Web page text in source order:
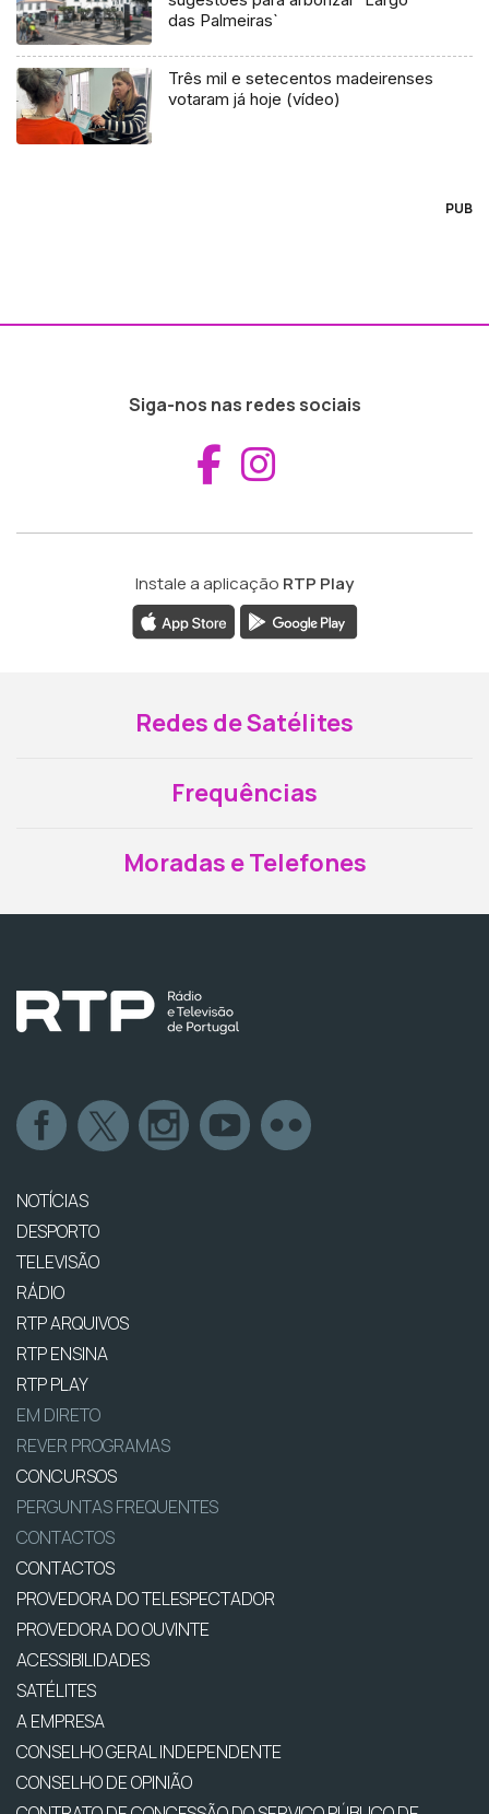
das Palmeiras`
Três mil e setecentos madeirenses
votaram já hoje (vídeo)
PUB
Siga-nos nas redes sociais
Aceder ao
Instale a aplicação RTP Play
Redes de Satélites
Frequências
Moradas e Telefones
NOTÍCIAS
DESPORTO
TELEVISÃO
RÁDIO
RTP ARQUIVOS
RTP ENSINA
RTP PLAY
EM DIRETO
REVER PROGRAMAS
CONCURSOS
PERGUNTAS FREQUENTES
CONTACTOS
CONTACTOS
PROVEDORA DO TELESPECTADOR
PROVEDORA DO OUVINTE
ACESSIBILIDADES
SATÉLITES
A EMPRESA
CONSELHO GERAL INDEPENDENTE
CONSELHO DE OPINIÃO